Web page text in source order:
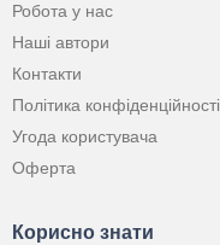
Робота у нас
Наші автори
Контакти
Політика конфіденційності
Угода користувача
Оферта
Корисно знати